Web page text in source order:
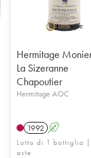
Hermitage
La Sizeranne
Chapoutier
Hermitage AOC
1992 A
Lotto di 1 bottiglia
aste